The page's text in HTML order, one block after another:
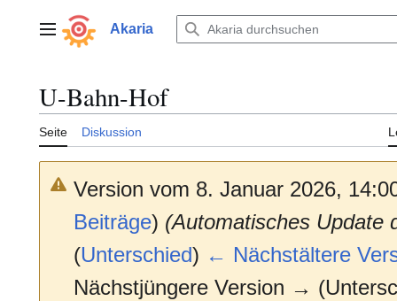
springenHauptmenüAkaria
U-Bahn-Hof
Seite Diskussion
Version vom 8. Januar 2026,
Beiträge) (Automatisches Update
(Unterschied) ← Nächstältere
Nächstjüngere Version →